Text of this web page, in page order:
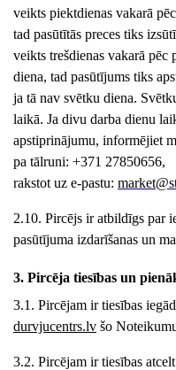
veikts piektdienas vakarā
tad pasūtītās preces tiks
veikts trešdienas vakarā pēc
diena, tad pasūtījums tiks
ja tā nav svētku diena.
laikā. Ja divu darba dienu
apstiprinājumu, informējiet
pa tālruni: +371 27850656,
rakstot uz e-pastu: market
2.10. Pircējs ir atbildīgs par
pasūtījuma izdarīšanas un
3. Pircēja tiesības un
3.1. Pircējam ir tiesības
durvjucentrs.lv šo
3.2. Pircējam ir tiesības